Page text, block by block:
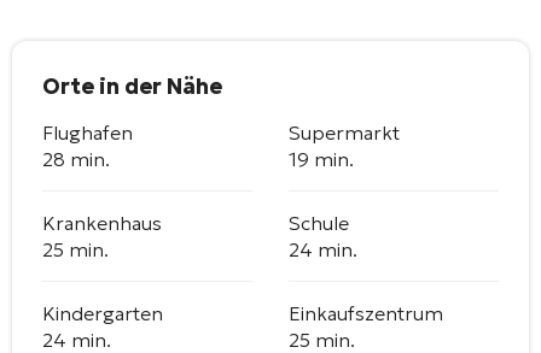
Orte in der Nähe
Flughafen
28 min.
Supermarkt
19 min.
Krankenhaus
25 min.
Schule
24 min.
Kindergarten
24 min.
Einkaufszentrum
25 min.